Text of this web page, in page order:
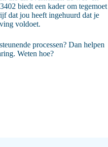
biedt een kader om tegemoet
dat jou heeft ingehuurd dat je
voldoet.
processen? Dan helpen
Weten hoe?